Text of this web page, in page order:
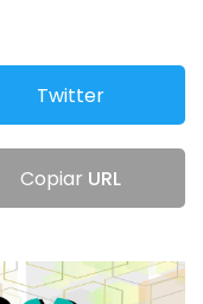
Twitter
Copiar URL